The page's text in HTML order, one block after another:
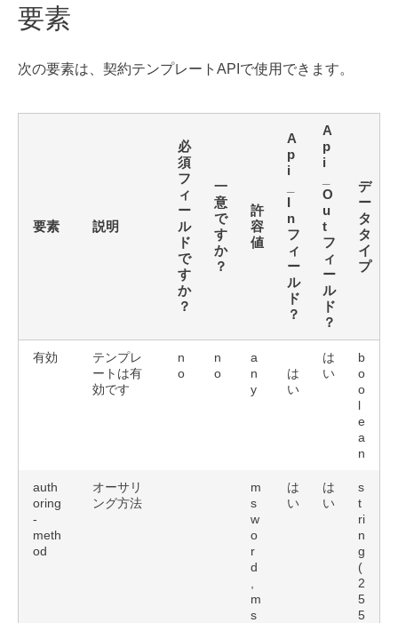
要素
次の要素は、契約テンプレートAPIで使用できます。
要素 説明
必
須
フ
ィ
ー
ル
ド
で
す
か
？
一
意
で
す
か
？
許
容
値
A
p
i
I
n
フ
ィ
ー
ル
ド
？
A
p
i
O
u
t
フ
ィ
ー
ル
ド
？
デ
ー
タ
タ
イ
プ
有効
テンプレ
ートは有
効です
n
o
n
o
a
n
y
は
い
は
い
b
o
o
l
e
a
n
auth
oring
-
meth
od
オーサリ
ング方法
m
s
w
o
r
d
m
s
は
い
は
い
s
t
ri
n
g
(
2
5
5